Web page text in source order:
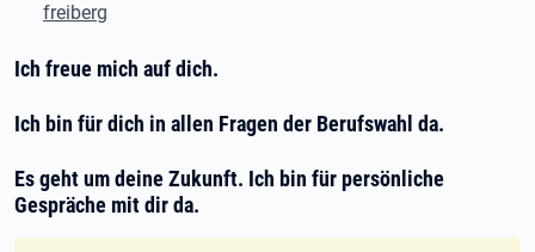
freiberg
Ich freue mich auf dich.
Ich bin für dich in allen Fragen der Berufswahl da.
Es geht um deine Zukunft. Ich bin für persönliche
Gespräche mit dir da.